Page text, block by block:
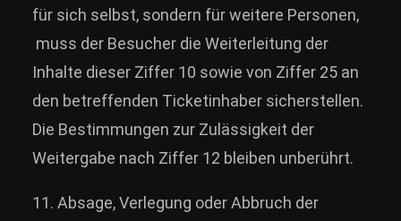
für sich selbst, sondern für weitere Personen,
muss der Besucher die Weiterleitung der
Inhalte dieser Ziffer 10 sowie von Ziffer 25 an
den betreffenden Ticketinhaber sicherstellen.
Die Bestimmungen zur Zulässigkeit der
Weitergabe nach Ziffer 12 bleiben unberührt.
11. Absage, Verlegung oder Abbruch der